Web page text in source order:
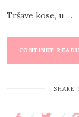
N
Tršave kose, u …
CONTINUE
SHARE